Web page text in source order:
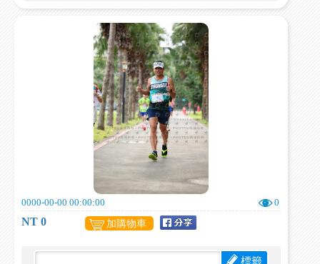
0000-00-00 00:00:00 0
NT 0 加購物車
標籤